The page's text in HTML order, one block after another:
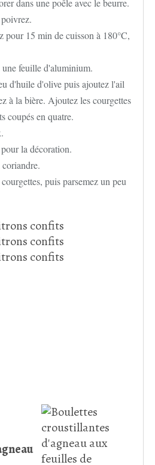
dans une poêle avec le beurre.
pour 15 min de cuisson à 180°C,
feuille d'aluminium.
d'huile d'olive puis ajoutez l'ail
à la bière. Ajoutez les courgettes
coupés en quatre.
la décoration.
puis parsemez un peu